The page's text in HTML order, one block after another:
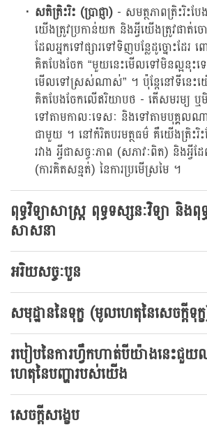
សតិត្រិះរិះ (ប្រាជ្ញា) - សមត្ថភាពត្រិះរិះបែ
យើងត្រូវប្រកាន់យក និងអ្វីយើងត្រូវផា
ដែលអ្នកទៅផ្សារទៅទិញបន្លែដូច្នោះដែរ
គិតបែងចែក “មួយនេះមើលទៅមិនល្អនុះទ
មើលទៅស្រស់ណាស់” ។ ប៉ុន្តែនៅទីនេះយើ
គិតបែងចែកលើឥរិយាបថ - តើសមរម្យ
ទៅតាមកាលៈទេសៈ និងទៅតាមបុគ្គល
ជាមួយ ។ នៅកំរិតបរមត្ថធម៌ គឺយើងត្រិះរិះ
រវាង អ្វីជាសច្ចៈភាព (សភាវៈពិត) និងអ្វី
(ការគិតសន្មត់) នៃការប្រមើស្រមៃ ។
ពុទ្ធវិទ្យាសាស្រ្ត ពុទ្ធទស្សនៈវិទ្យា និង
សាសនា
អរិយសច្ចៈបួន
សមុដ្ឋាននៃទុក្ខ (មូលហេតុនៃសេចក្តីទុក្
របៀបនៃការហ្វឹកហាត់បីយ៉ាងនេះជួ
ហេតុនៃបញ្ហារបស់យើង
សេចក្តីសង្ខេប